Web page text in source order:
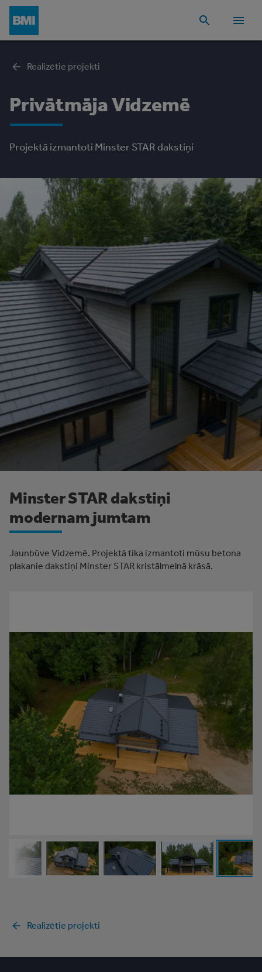
Realizētie projekti
Privātmāja Vidzemē
Projektā izmantoti Minster STAR dakstiņi
Minster STAR dakstiņi
modernam jumtam
Jaunbūve Vidzemē. Projektā tika izmantoti mūsu betona
plakanie dakstiņi Minster STAR kristālmelnā krāsā.
Realizētie projekti